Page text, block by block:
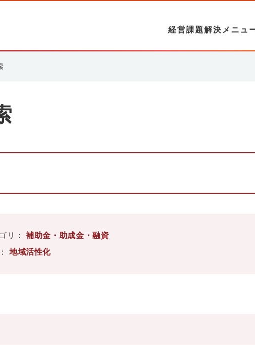
経営課題解決メニュ
リ：
補助金・助成金・融資
地域活性化